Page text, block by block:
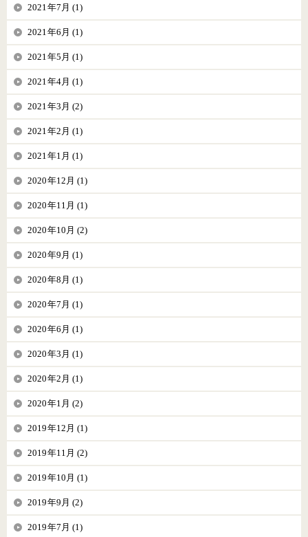
2021年7月 (1)
2021年6月 (1)
2021年5月 (1)
2021年4月 (1)
2021年3月 (2)
2021年2月 (1)
2021年1月 (1)
2020年12月 (1)
2020年11月 (1)
2020年10月 (2)
2020年9月 (1)
2020年8月 (1)
2020年7月 (1)
2020年6月 (1)
2020年3月 (1)
2020年2月 (1)
2020年1月 (2)
2019年12月 (1)
2019年11月 (2)
2019年10月 (1)
2019年9月 (2)
2019年7月 (1)